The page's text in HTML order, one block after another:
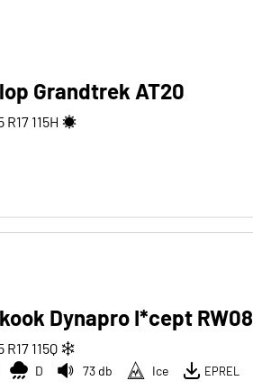
Grandtrek AT20
R17 115H
Dynapro I*cept RW08
R17 115Q
D 73 db Ice EPREL